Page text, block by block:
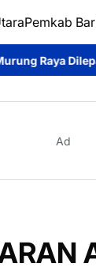
Pemkab
Jambore
Ad